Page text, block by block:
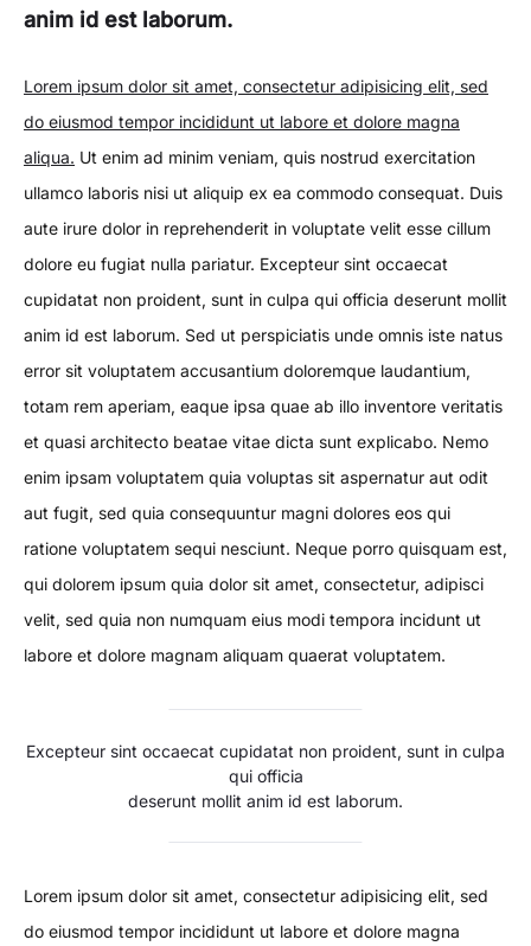
anim id est laborum.
Lorem ipsum dolor sit amet, consectetur adipisicing elit, sed
do eiusmod tempor incididunt ut labore et dolore magna
aliqua. Ut enim ad minim veniam, quis nostrud exercitation
ullamco laboris nisi ut aliquip ex ea commodo consequat. Duis
aute irure dolor in reprehenderit in voluptate velit esse cillum
dolore eu fugiat nulla pariatur. Excepteur sint occaecat
cupidatat non proident, sunt in culpa qui officia deserunt mollit
anim id est laborum. Sed ut perspiciatis unde omnis iste natus
error sit voluptatem accusantium doloremque laudantium,
totam rem aperiam, eaque ipsa quae ab illo inventore veritatis
et quasi architecto beatae vitae dicta sunt explicabo. Nemo
enim ipsam voluptatem quia voluptas sit aspernatur aut odit
aut fugit, sed quia consequuntur magni dolores eos qui
ratione voluptatem sequi nesciunt. Neque porro quisquam est,
qui dolorem ipsum quia dolor sit amet, consectetur, adipisci
velit, sed quia non numquam eius modi tempora incidunt ut
labore et dolore magnam aliquam quaerat voluptatem.
Excepteur sint occaecat cupidatat non proident, sunt in culpa
qui officia
deserunt mollit anim id est laborum.
Lorem ipsum dolor sit amet, consectetur adipisicing elit, sed
do eiusmod tempor incididunt ut labore et dolore magna